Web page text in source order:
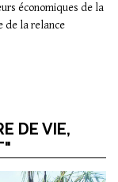
économiques de la
de la relance
DE VIE,